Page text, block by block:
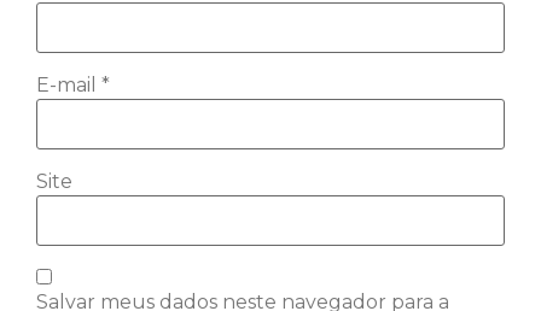
E-mail *
Site
Salvar meus dados neste navegador para a